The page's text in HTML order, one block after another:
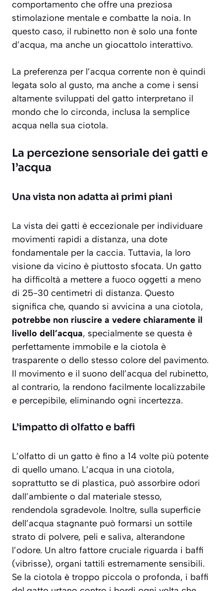
comportamento che offre una preziosa
stimolazione mentale e combatte la noia. In
questo caso, il rubinetto non è solo una fonte
d’acqua, ma anche un giocattolo interattivo.
La preferenza per l’acqua corrente non è quindi
legata solo al gusto, ma anche a come i sensi
altamente sviluppati del gatto interpretano il
mondo che lo circonda, inclusa la semplice
acqua nella sua ciotola.
La percezione sensoriale dei gatti e
l’acqua
Una vista non adatta ai primi piani
La vista dei gatti è eccezionale per individuare
movimenti rapidi a distanza, una dote
fondamentale per la caccia. Tuttavia, la loro
visione da vicino è piuttosto sfocata. Un gatto
ha difficoltà a mettere a fuoco oggetti a meno
di 25-30 centimetri di distanza. Questo
significa che, quando si avvicina a una ciotola,
potrebbe non riuscire a vedere chiaramente il
livello dell’acqua, specialmente se questa è
perfettamente immobile e la ciotola è
trasparente o dello stesso colore del pavimento.
Il movimento e il suono dell’acqua del rubinetto,
al contrario, la rendono facilmente localizzabile
e percepibile, eliminando ogni incertezza.
L’impatto di olfatto e baffi
L’olfatto di un gatto è fino a 14 volte più potente
di quello umano. L’acqua in una ciotola,
soprattutto se di plastica, può assorbire odori
dall’ambiente o dal materiale stesso,
rendendola sgradevole. Inoltre, sulla superficie
dell’acqua stagnante può formarsi un sottile
strato di polvere, peli e saliva, alterandone
l’odore. Un altro fattore cruciale riguarda i baffi
(vibrisse), organi tattili estremamente sensibili.
Se la ciotola è troppo piccola o profonda, i baffi